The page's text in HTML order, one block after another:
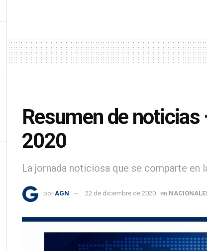
Resumen de
2020
La jornada noticiosa que se comparte en
por AGN 22 de diciembre de 2020 en